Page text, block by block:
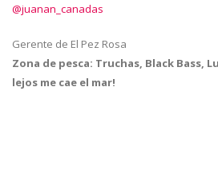
@juanan_canadas
Gerente de El Pez Rosa
Zona de pesca: Truchas, Black Bass,
lejos me cae el mar!